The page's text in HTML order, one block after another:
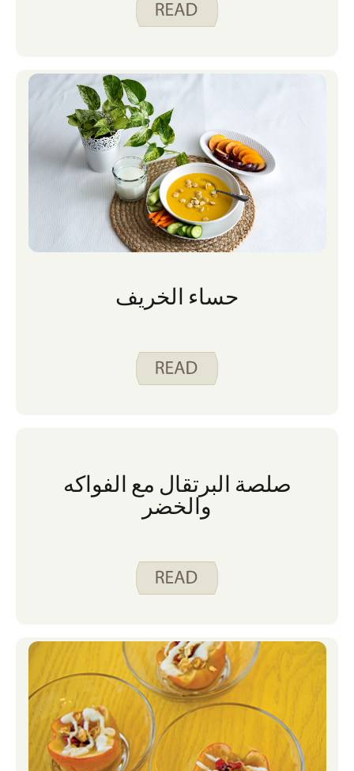
حساء الخريف
صلصة البرتقال مع الفواكه
والخضر